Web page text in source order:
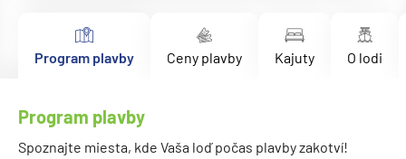
Program plavby Ceny plavby Kajuty O lodi
Program plavby
Spoznajte miesta, kde Vaša loď počas plavby zakotví!